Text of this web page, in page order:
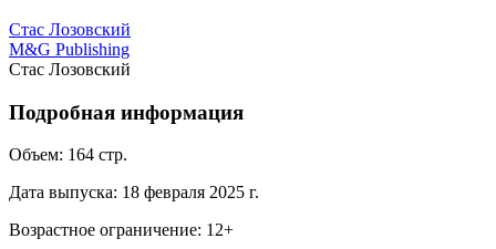
Стас Лозовский
M&G Publishing
Стас Лозовский
Подробная информация
Объем: 164 стр.
Дата выпуска: 18 февраля 2025 г.
Возрастное ограничение: 12+